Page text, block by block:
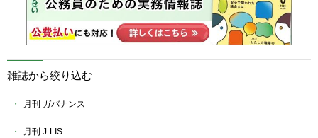
雑誌から絞り込む
月刊 ガバナンス
月刊 J-LIS